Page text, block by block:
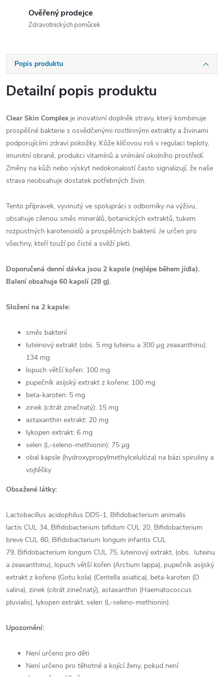
Ověřený prodejce
Zdravotnických pomůcek
Popis produktu
Detailní popis produktu
Clear Skin Complexje inovativní doplněk stravy, který kombinuje
prospěšné bakterie s osvědčenými rostlinnými extrakty a živinami
podporujícími zdraví pokožky. Kůže klíčovou roli v regulaci teploty,
imunitní obraně, produkci vitamínů a vnímání okolního prostředí.
Změny na kůži nebo výskyt nedokonalostí často signalizují, že naše
strava neobsahuje dostatek potřebných živin.
Tento přípravek, vyvinutý ve spolupráci s odborníky na výživu,
obsahuje cílenou směs minerálů, botanických extraktů, tukem
rozpustných karotenoidů a prospěšných bakterií. Je určen pro
všechny, kteří touží po čisté a svěží pleti.
Doporučená denní dávka jsou 2 kapsle (nejlépe během jídla).
Balení obsahuje 60 kapslí (28 g).
Složení na 2 kapsle:
směs bakterií
luteinový extrakt (obs. 5 mg luteinu a 300 µg zeaxanthinu):
134 mg
lopuch větší kořen: 100 mg
pupečník asijský extrakt z kořene: 100 mg
beta-karoten: 5 mg
zinek (citrát zinečnatý): 15 mg
astaxanthin extrakt: 20 mg
lykopen extrakt: 6 mg
selen (L-seleno-methionin): 75 µg
obal kapsle (hydroxypropylmethylcelulóza) na bázi spiruliny a
vojtěšky
Obsažené látky:
Lactobacillus acidophilus DDS-1, Bifidobacterium animalis
lactis CUL 34, Bifidobacterium bifidum CUL 20, Bifidobacterium
breve CUL 80, Bifidobacterium longum infantis CUL
79, Bifidobacterium longum CUL 75, luteinový extrakt, (obs. luteinu
a zeaxanthinu), lopuch větší kořen (Arctium lappa), pupečník asijský
extrakt z kořene (Gotu kola) (Centella asiatica), beta-karoten (D.
salina), zinek (citrát zinečnatý), astaxanthin (Haematococcus
pluvialis), lykopen extrakt, selen (L-seleno-methionin).
Upozornění:
Není určeno pro děti
Není určeno pro těhotné a kojící ženy, pokud není